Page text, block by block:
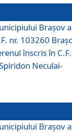
Braşov a
nr. 103260
înscris în
Neculai-
Braşov a